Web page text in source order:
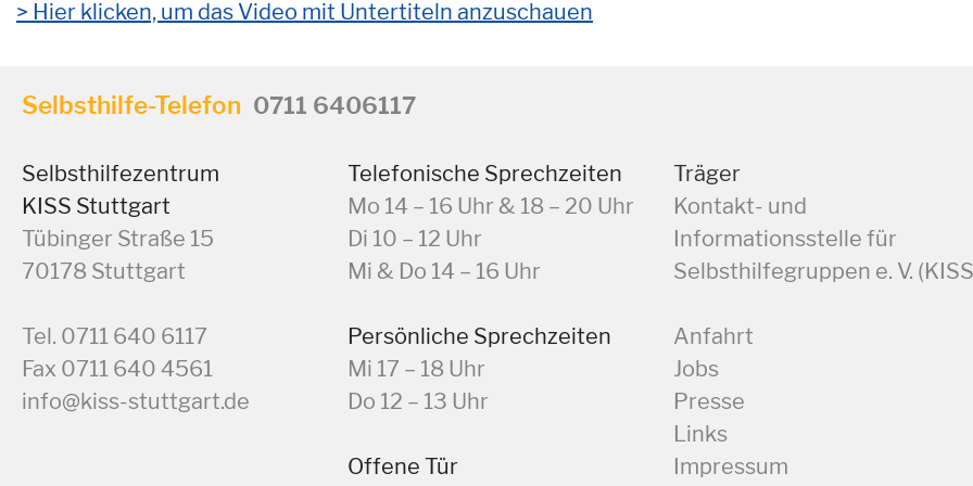
Hier klicken, um das Video mit Untertiteln anzuschauen
Selbsthilfe-Telefon 0711 6406117
Selbsthilfezentrum
KISS Stuttgart
Tübinger Straße 15
70178 Stuttgart
Tel. 0711 640 6117
Fax 0711 640 4561
info@kiss-stuttgart.de
Telefonische Sprechzeiten
Mo 14 – 16 Uhr & 18 – 20 Uhr
Di 10 – 12 Uhr
Mi & Do 14 – 16 Uhr
Persönliche Sprechzeiten
Mi 17 – 18 Uhr
Do 12 – 13 Uhr
Offene Tür
Träger
Kontakt- und
Informationsstelle für
Selbsthilfegruppen e. V.
Anfahrt
Jobs
Presse
Links
Impressum